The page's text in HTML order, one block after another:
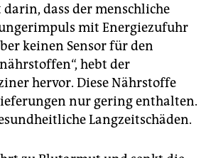
dass der menschliche
mit Energiezufuhr
keinen Sensor für den
hebt der
hervor. Diese Nährstoffe
nur gering enthalten.
Langzeitschäden.